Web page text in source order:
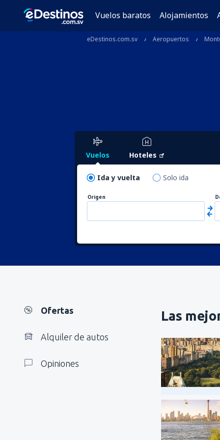
Vuelos baratos Alojamientos
eDestinos.com.sv Aeropuertos
Vuelos Hoteles
Ida y vuelta Solo ida
Origen
Ofertas
Alquiler de autos
Opiniones
Las